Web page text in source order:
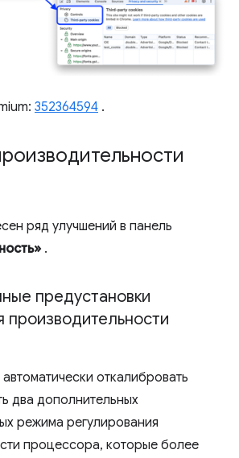
352364594 .
ряд улучшений в панель
.
предустановки
производительности
откалибровать
два дополнительных
режима регулирования
процессора, которые более